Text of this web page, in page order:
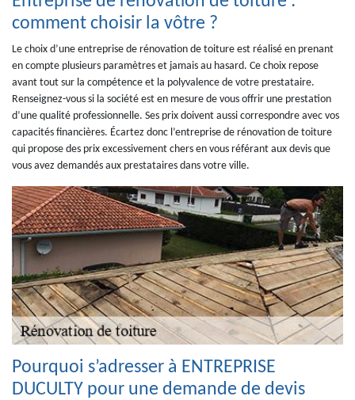
comment choisir la vôtre ?
Le choix d’une entreprise de rénovation de toiture est réalisé en prenant
en compte plusieurs paramètres et jamais au hasard. Ce choix repose
avant tout sur la compétence et la polyvalence de votre prestataire.
Renseignez-vous si la société est en mesure de vous offrir une prestation
d’une qualité professionnelle. Ses prix doivent aussi correspondre avec vos
capacités financières. Écartez donc l’entreprise de rénovation de toiture
qui propose des prix excessivement chers en vous référant aux devis que
vous avez demandés aux prestataires dans votre ville.
Pourquoi s’adresser à ENTREPRISE
DUCULTY pour une demande de devis